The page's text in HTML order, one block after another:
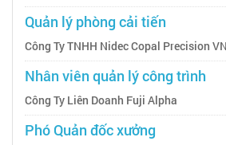
Quản lý phòng cải tiến
Công Ty TNHH Nidec Copal Precision VN
Nhân viên quản lý công trình
Công Ty Liên Doanh Fuji Alpha
Phó Quản đốc xưởng